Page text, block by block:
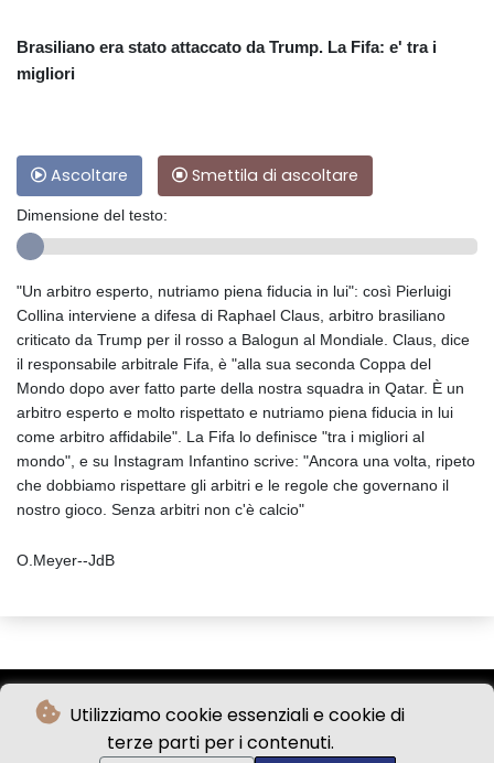
Utilizziamo cookie essenziali e cookie di
terze parti per i contenuti.
Brasiliano era stato attaccato da Trump. La Fifa: e' tra i
migliori
Ascoltare Smettila di ascoltare
Dimensione del testo:
"Un arbitro esperto, nutriamo piena fiducia in lui": così Pierluigi
Collina interviene a difesa di Raphael Claus, arbitro brasiliano
criticato da Trump per il rosso a Balogun al Mondiale. Claus, dice
il responsabile arbitrale Fifa, è "alla sua seconda Coppa del
Mondo dopo aver fatto parte della nostra squadra in Qatar. È un
arbitro esperto e molto rispettato e nutriamo piena fiducia in lui
come arbitro affidabile". La Fifa lo definisce "tra i migliori al
mondo", e su Instagram Infantino scrive: "Ancora una volta, ripeto
che dobbiamo rispettare gli arbitri e le regole che governano il
nostro gioco. Senza arbitri non c'è calcio"
O.Meyer--JdB